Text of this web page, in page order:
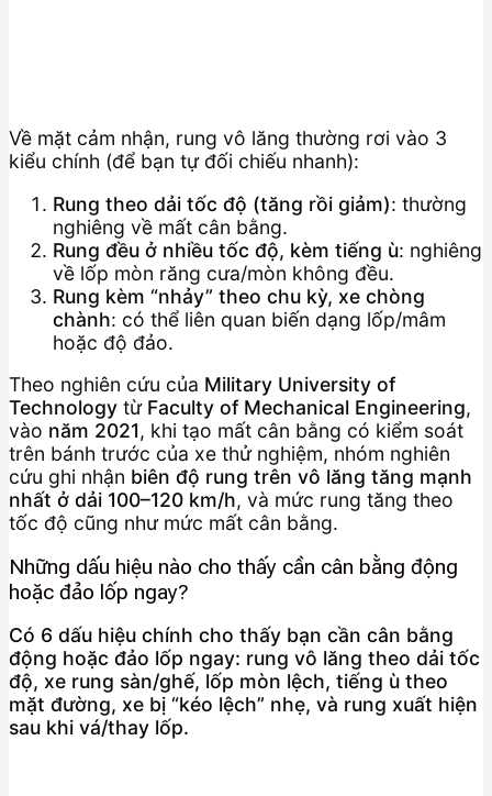
Về mặt cảm nhận, rung vô lăng thường rơi vào 3
kiểu chính (để bạn tự đối chiếu nhanh):
Rung theo dải tốc độ (tăng rồi giảm): thường
nghiêng về mất cân bằng.
Rung đều ở nhiều tốc độ, kèm tiếng ù: nghiêng
về lốp mòn răng cưa/mòn không đều.
Rung kèm “nhảy” theo chu kỳ, xe chòng
chành: có thể liên quan biến dạng lốp/mâm
hoặc độ đảo.
Theo nghiên cứu của Military University of
Technology từ Faculty of Mechanical Engineering,
vào năm 2021, khi tạo mất cân bằng có kiểm soát
trên bánh trước của xe thử nghiệm, nhóm nghiên
cứu ghi nhận biên độ rung trên vô lăng tăng mạnh
nhất ở dải 100–120 km/h, và mức rung tăng theo
tốc độ cũng như mức mất cân bằng.
Những dấu hiệu nào cho thấy cần cân bằng động
hoặc đảo lốp ngay?
Có 6 dấu hiệu chính cho thấy bạn cần cân bằng
động hoặc đảo lốp ngay: rung vô lăng theo dải tốc
độ, xe rung sàn/ghế, lốp mòn lệch, tiếng ù theo
mặt đường, xe bị “kéo lệch” nhẹ, và rung xuất hiện
sau khi vá/thay lốp.